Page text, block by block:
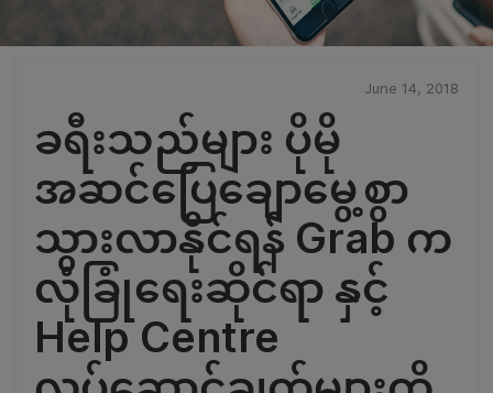
June 14, 2018
ခရီးသည်များ ပိုမို
အဆင်ပြေချောမွေ့စွာ
သွားလာနိုင်ရန် Grab က
လုံခြုံရေးဆိုင်ရာ နှင့်
Help Centre